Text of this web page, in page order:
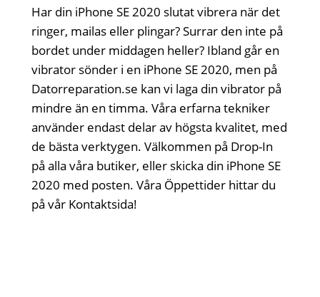
Har din iPhone SE 2020 slutat vibrera när det
ringer, mailas eller plingar? Surrar den inte på
bordet under middagen heller? Ibland går en
vibrator sönder i en iPhone SE 2020, men på
Datorreparation.se kan vi laga din vibrator på
mindre än en timma. Våra erfarna tekniker
använder endast delar av högsta kvalitet, med
de bästa verktygen. Välkommen på Drop-In
på alla våra butiker, eller skicka din iPhone SE
2020 med posten. Våra Öppettider hittar du
på vår Kontaktsida!